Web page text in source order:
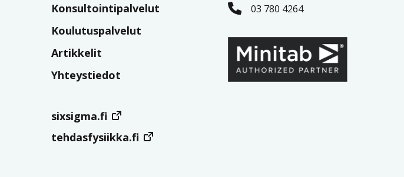
Konsultointipalvelut
Koulutuspalvelut
Artikkelit
Yhteystiedot
sixsigma.fi
tehdasfysiikka.fi
03 780 4264